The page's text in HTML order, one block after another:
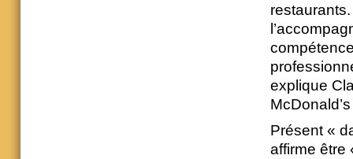
explique
Présent «
affirme être